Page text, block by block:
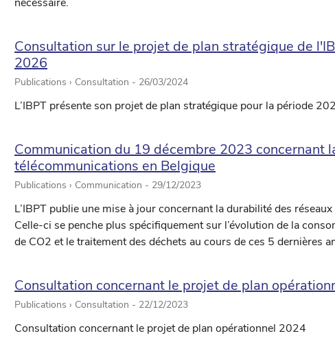
une date ...
Consultation sur le projet de plan stratégique de
2026
Publications › Consultation - 26/03/2024
L’IBPT présente son projet de plan stratégique pour la période
Communication du 19 décembre 2023 concernant
télécommunications en Belgique
Publications › Communication - 29/12/2023
L’IBPT publie une mise à jour concernant la durabilité des
Celle-ci se penche plus spécifiquement sur l’évolution de la
de CO2 et le traitement des déchets au cours de ces 5 dernières
Consultation concernant le projet de plan
Publications › Consultation - 22/12/2023
Consultation concernant le projet de plan opérationnel 2024